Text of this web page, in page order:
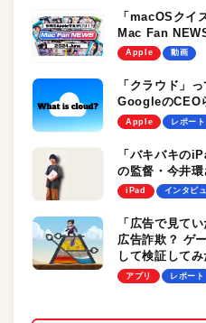
「macOSクイ
Mac Fan
Apple 動画
「クラウド」
GoogleのCEO
Apple レポート
「バキバキの
の監督・今井
iPad インタビ
「広告で見て
広告詐欺？ ゲ
して検証してみ
アプリ レポート